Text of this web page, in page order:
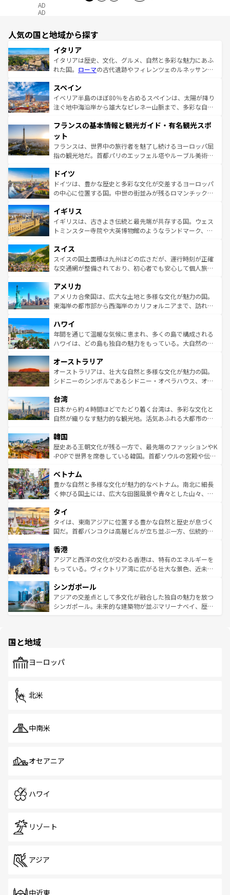
AD
AD
人気の国と地域から探す
イタリア
イタリアは歴史、文化、グルメ、自然と多彩な魅力にあふ
れた国。 ローマの古代遺跡やフィレンツェのルネッサンス
ろん、トスカーナの美しい田園風景やアマルフィ海岸の絶
景など、自然景観も見逃せない。観光の合間には、本場の
ピザやパスタなど、絶品のイタリア料理を堪能することも
ませてくれるイタリアで、忘れられない旅をしてみよう！
なお、新着のイタリア情報は
しい。
スペイン
イベリア半島のほぼ80％を占めるスペインは、太陽が降り
注ぐ地中海沿岸から雄大なピレネー山脈まで、多彩な自然
文化が根付くこの国では、情熱的なフラメンコ、熱気あふ
れる闘牛、そして美味しいタパスが生活の一部となってい
る。首都マドリードの洗練された雰囲気や、バルセロナの
アートに溢れた街角から、地方では古代ローマ遺跡や中世
せる。地方によって風土や気候が異なるスペインはその個
性で訪れる人を魅了する。 なお、新着のスペイン情報は コ
ンテンツ一覧を参照してほしい。
フランスの基本情報と観光ガイド・有名観光スポ
ット
フランスは、世界中の旅行者を魅了し続けるヨーロッパ屈
指の観光地だ。首都パリのエッフェル塔やルーブル美術館
で、幅広い魅力が詰まっている。華麗な宮殿、歴史的な大
聖堂、美しいビーチ、そして豊かな自然が、訪れる者を心
から魅了する。また、フランスは美食の国としても知ら
いる。シャンパンの発祥地であるランス、プロヴァンスの
香り高いラベンダー畑など、多彩な楽しみ方が可能だ。さ
らに、パリ以外の地域にも魅力が溢れており、どの街角に
れる地方に足を運ぶとそれぞれで全く異なる文化を体験で
きるだろう。 なお、新着のフランス情報はコンテンツ一覧
を参照してほしい。
ドイツ
ドイツは、豊かな歴史と多彩な文化が交差するヨーロッパ
の中心に位置する国。中世の街並みが残るロマンチック街
顔を持つこの国は、どこを歩いても飽きることがない。ベ
ルリンの文化的活気、バイエルン州のアルプスの絶景、そ
してライン川沿いのワイン畑といった風景は必見。ビール
は、お酒好きな人にはぜひ体験してほしい。 なお、新着の
ドイツ情報はコンテンツ一覧を参照してほしい。
イギリス
イギリスは、古きよき伝統と最先端が共存する国。ウェス
トミンスター寺院や大英博物館のようなランドマーク、歴
リアごとに異なる魅力がある。また、優雅なアフタヌーン
ティー、ビール好きにはたまらない英国パブ、サッカー観
戦など、本場だからこそできる体験も豊富。イギリスを旅
ンツ一覧を参照してほしい。
スイス
スイスの国土面積は九州ほどの広さだが、運行時刻が正確
な交通網が整備されており、初心者でも安心して個人旅行
の建物がそのまま残る町や、スイスならではのユニークな
博物館もあり、アルプス観光だけでなく町歩きも満喫する
ことができる。国民の所得が高いため物価も高いが、旅行
ば市内交通費無料で観光を楽しむこともできる。 なお、新
着のスイス情報はコンテンツ一覧 を参照してほしい。
アメリカ
アメリカ合衆国は、広大な土地と多様な文化が魅力の国。
東海岸の都市部から西海岸のカリフォルニアまで、訪れる
のような巨大都市は、観光、ショッピング、エンターテイ
ンメントが詰まった刺激的なスポットだ。一方、アメリカ
西部には大自然が広がり、グランドキャニオンやイエロー
部のニューオーリンズでは、音楽と美食が融合した独特の
文化が魅力。旅行者はアメリカの各地域で異なる魅力を楽
しみながら、その多様性と豊かな歴史を感じることができ
ならではの贅沢な旅のスタイルだ。 なお、新着のアメリカ
情報はコンテンツ一覧を参照してほしい。
ハワイ
年間を通じて温暖な気候に恵まれ、多くの島で構成される
ハワイは、どの島も独自の魅力をもっている。大自然の神
ワイ島は見逃せない。また、定番の観光地といえばオアフ
島だが、静かな自然を求めるならマウイ島やカウアイ島が
おすすめ。エメラルドグリーンに輝く海をはじめ、豊かな
れるおもてなしの心で訪れる人々を迎えてくれるハワイの
人々、おいしいローカルフードやハワイアンミュージッ
ク、伝統的なフラダンスなど、すべてがハワイの魅力を彩
ワイを、存分に味わってほしい。 なお、新着のハワイ情報
はコンテンツ一覧を参照してほしい。
オーストラリア
オーストラリアは、壮大な自然と多様な文化が魅力の国。
シドニーのシンボルであるシドニー・オペラハウス、オー
リアリーフや大陸中央部にそびえるウルル（エアーズロッ
ク）、タスマニアの美しい原生林やケアンズの熱帯雨林な
ど、見どころがたくさん。また、カフェやワイン、オージ
いる。アクティビティも充実しており、サーフィンやダイ
ビング、ハイキングなど、アウトドア好きにはたまらな
い。オーストラリアの多彩な魅力を存分に味わいつくそ
参照してほしい。
台湾
日本から約４時間ほどでたどり着く台湾は、多彩な文化と
自然が織りなす魅力的な観光地。活気あふれる大都市の台
ン）、静ひつな山岳地帯である台湾東部など、都市の喧騒
と山間の静けさが共存しており、訪れる人に新しい発見と
驚きをもたらしてくれる。また、奥深い台湾の食文化も魅
容にもいいと評判のスイーツなど、バラエティ豊かな料理
が味わえる。 なお、新着の台湾情報は コンテンツ一覧を参
照してほしい。
韓国
歴史ある王朝文化が残る一方で、最先端のファッションやK
-POPで世界を席巻している韓国。首都ソウルの宮殿や伝統
き、地方に足を延ばせば四季折々の自然美を楽しむことが
できる。そして、キムチや焼肉、絶品のストリートフード
まで、さまざまな韓国料理が待っている。夜には、韓国な
リティに包まれながら、韓国の多彩な魅力を心ゆくまで味
わってみてほしい。 なお、新着の韓国情報はコンテンツ一
覧を参照してほしい。
ベトナム
豊かな自然と多様な文化が魅力的なベトナム。南北に細長
く伸びる国土には、広大な田園風景や青々とした山々、世
急速な発展と共に伝統が息づく。ハノイの古い町並みやホ
ーチミン市のフランス統治時代の建物も、独特の雰囲気を
醸し出している。また、バラエティの豊かさとおいしさで
とつ。フォーやバインミー、ベトナムコーヒーなどは、ぜ
ひ現地で味わいたい。どの地域を訪れてもあたたかい人々
が旅行者を迎えてくれるので、きっと忘れられない旅にな
参照してほしい。
タイ
タイは、東南アジアに位置する豊かな自然と歴史が息づく
国だ。首都バンコクは高層ビルが立ち並ぶ一方、伝統的な
の活気が交差している。北部ではチェンマイなどの山岳地
帯で自然と触れ合い、南部ではプーケットやクラビの美し
いビーチでリゾート気分を楽しむことができる。タイ料理
激する。気候は一年中温暖で、どの季節にも異なる楽しみ
が待っている。親しみやすいタイの人々、仏教を中心とし
た文化、そして多様な観光資源が、訪れる旅人を魅了し続
香港
アジアと西洋の文化が交わる香港は、特有のエネルギーを
もっている。ヴィクトリア湾に広がる壮大な景色、近未来
み、どこを訪れても感動するはず。観光スポットが密集し
ており、効率よく見どころを回れるのも魅力。息をのむよ
うな絶景から文化的な体験まで、香港を存分に楽しみ尽く
シンガポール
アジアの交差点として多文化が融合した独自の魅力を放つ
シンガポール。未来的な建築物が並ぶマリーナベイ、歴史
で、ホーカーズは地元の風情を楽しめる外せないスポット
国と地域
ヨーロッパ
北米
中南米
オセアニア
ハワイ
リゾート
アジア
中近東